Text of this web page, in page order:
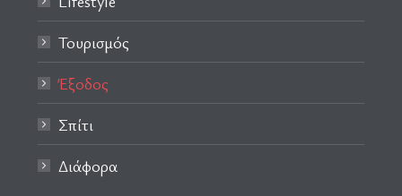
Τουρισμός
Έξοδος
Σπίτι
Διάφορα